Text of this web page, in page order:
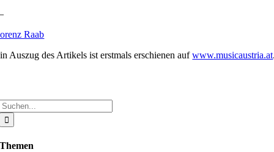
Raab
Auszug des Artikels ist erstmals erschienen aufwww.musicaustria.at
Themen